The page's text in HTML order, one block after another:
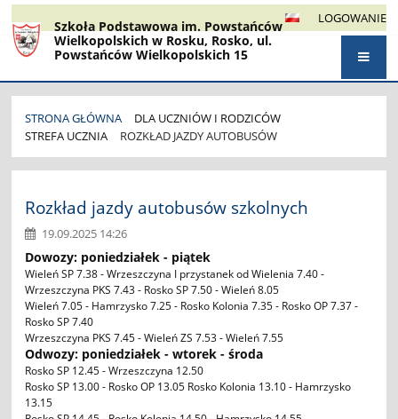
LOGOWANIE
Szkoła Podstawowa im. Powstańców
Wielkopolskich w Rosku, Rosko, ul.
Powstańców Wielkopolskich 15
STRONA GŁÓWNA
DLA UCZNIÓW I RODZICÓW
STREFA UCZNIA
ROZKŁAD JAZDY AUTOBUSÓW
jazdy
autobusów
Rozkład jazdy autobusów szkolnych
19.09.2025 14:26
Dowozy: poniedziałek - piątek
Wieleń SP 7.38 - Wrzeszczyna I przystanek od Wielenia 7.40 -
Wrzeszczyna PKS 7.43 - Rosko SP 7.50 - Wieleń 8.05
Wieleń 7.05 - Hamrzysko 7.25 - Rosko Kolonia 7.35 - Rosko OP 7.37 -
Rosko SP 7.40
Wrzeszczyna PKS 7.45 - Wieleń ZS 7.53 - Wieleń 7.55
Odwozy: poniedziałek - wtorek - środa
Rosko SP 12.45 - Wrzeszczyna 12.50
Rosko SP 13.00 - Rosko OP 13.05 Rosko Kolonia 13.10 - Hamrzysko
13.15